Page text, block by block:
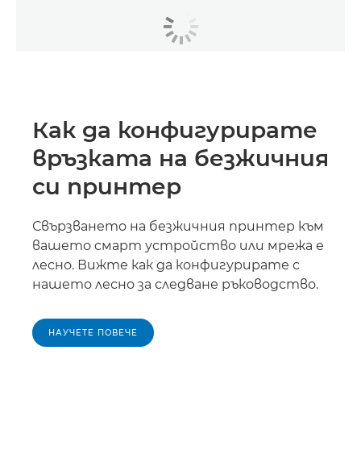
Как да конфигурирате
връзката на безжичния
си принтер
Свързването на безжичния принтер към
вашето смарт устройство или мрежа е
лесно. Вижте как да конфигурирате с
нашето лесно за следване ръководство.
НАУЧЕТЕ ПОВЕЧЕ